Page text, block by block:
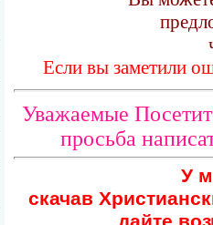
Если вы заметили
Уважаемые
просьба
У
скачав